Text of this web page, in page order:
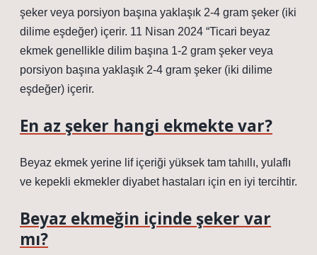
şeker veya porsiyon başına yaklaşık 2-4 gram şeker (iki
dilime eşdeğer) içerir. 11 Nisan 2024 “Ticari beyaz
ekmek genellikle dilim başına 1-2 gram şeker veya
porsiyon başına yaklaşık 2-4 gram şeker (iki dilime
eşdeğer) içerir.
En az şeker hangi ekmekte var?
Beyaz ekmek yerine lif içeriği yüksek tam tahıllı, yulaflı
ve kepekli ekmekler diyabet hastaları için en iyi tercihtir.
Beyaz ekmeğin içinde şeker var
mı?